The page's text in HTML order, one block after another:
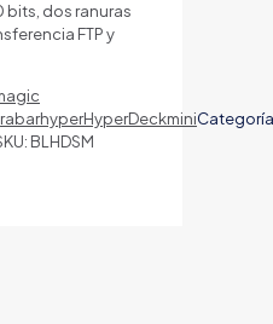
bits, dos ranuras
FTP y
hyperHyperDeckmini
BLHDSM